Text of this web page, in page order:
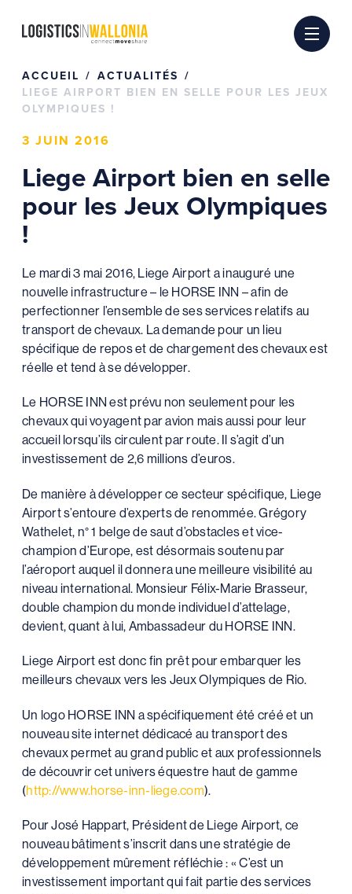
ACCUEIL
ACTUALITÉS
LIEGE AIRPORT BIEN EN SELLE POUR LES JEUX
OLYMPIQUES !
3 JUIN 2016
Liege Airport bien en selle
pour les Jeux Olympiques
!
Le mardi 3 mai 2016, Liege Airport a inauguré une
nouvelle infrastructure – le HORSE INN – afin de
perfectionner l’ensemble de ses services relatifs au
transport de chevaux. La demande pour un lieu
spécifique de repos et de chargement des chevaux est
réelle et tend à se développer.
Le HORSE INN est prévu non seulement pour les
chevaux qui voyagent par avion mais aussi pour leur
accueil lorsqu’ils circulent par route. Il s’agit d’un
investissement de 2,6 millions d’euros.
De manière à développer ce secteur spécifique, Liege
Airport s’entoure d’experts de renommée. Grégory
Wathelet, n° 1 belge de saut d’obstacles et vice-
champion d’Europe, est désormais soutenu par
l’aéroport auquel il donnera une meilleure visibilité au
niveau international. Monsieur Félix-Marie Brasseur,
double champion du monde individuel d’attelage,
devient, quant à lui, Ambassadeur du HORSE INN.
Liege Airport est donc fin prêt pour embarquer les
meilleurs chevaux vers les Jeux Olympiques de Rio.
Un logo HORSE INN a spécifiquement été créé et un
nouveau site internet dédicacé au transport des
chevaux permet au grand public et aux professionnels
de découvrir cet univers équestre haut de gamme
(http://www.horse-inn-liege.com).
Pour José Happart, Président de Liege Airport, ce
nouveau bâtiment s’inscrit dans une stratégie de
développement mûrement réfléchie : « C’est un
investissement important qui fait partie des services